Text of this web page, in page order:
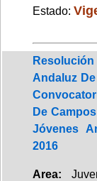
Estado:
Andaluz
De
Jóvenes
2016
Area: